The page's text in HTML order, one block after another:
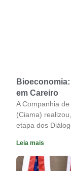
em Careiro
A Companhia
(Ciama)
etapa dos
Leia mais